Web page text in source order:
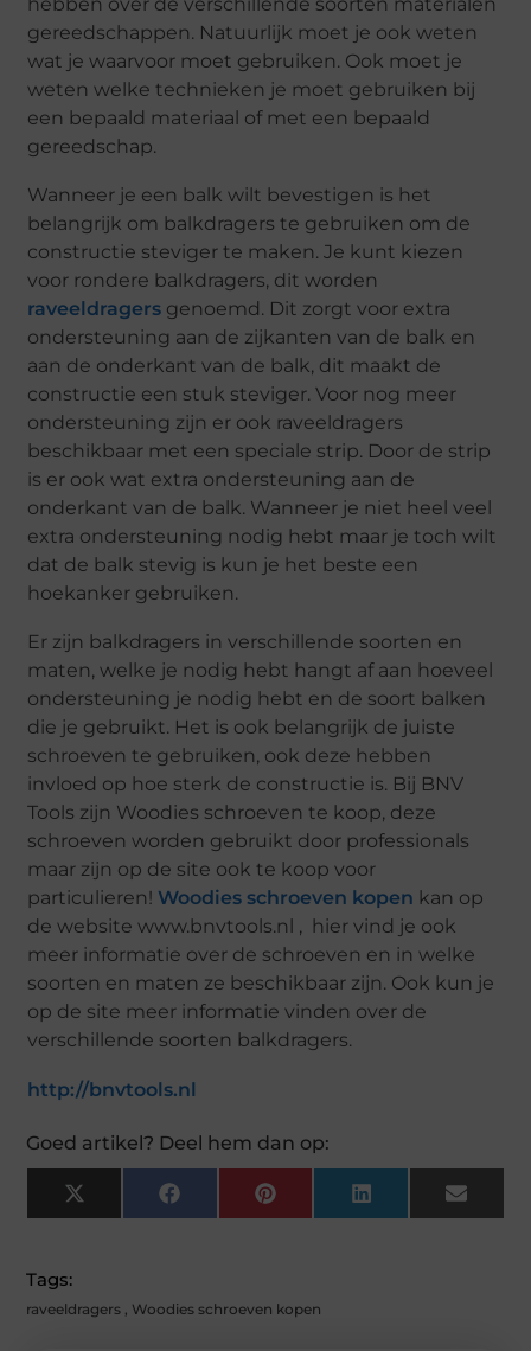
hebben over de verschillende soorten materialen
gereedschappen. Natuurlijk moet je ook weten
wat je waarvoor moet gebruiken. Ook moet je
weten welke technieken je moet gebruiken bij
een bepaald materiaal of met een bepaald
gereedschap.
Wanneer je een balk wilt bevestigen is het
belangrijk om balkdragers te gebruiken om de
constructie steviger te maken. Je kunt kiezen
voor rondere balkdragers, dit worden
raveeldragers genoemd. Dit zorgt voor extra
ondersteuning aan de zijkanten van de balk en
aan de onderkant van de balk, dit maakt de
constructie een stuk steviger. Voor nog meer
ondersteuning zijn er ook raveeldragers
beschikbaar met een speciale strip. Door de strip
is er ook wat extra ondersteuning aan de
onderkant van de balk. Wanneer je niet heel veel
extra ondersteuning nodig hebt maar je toch wilt
dat de balk stevig is kun je het beste een
hoekanker gebruiken.
Er zijn balkdragers in verschillende soorten en
maten, welke je nodig hebt hangt af aan hoeveel
ondersteuning je nodig hebt en de soort balken
die je gebruikt. Het is ook belangrijk de juiste
schroeven te gebruiken, ook deze hebben
invloed op hoe sterk de constructie is. Bij BNV
Tools zijn Woodies schroeven te koop, deze
schroeven worden gebruikt door professionals
maar zijn op de site ook te koop voor
particulieren! Woodies schroeven kopen kan op
de website www.bnvtools.nl , hier vind je ook
meer informatie over de schroeven en in welke
soorten en maten ze beschikbaar zijn. Ook kun je
op de site meer informatie vinden over de
verschillende soorten balkdragers.
http://bnvtools.nl
Goed artikel? Deel hem dan op:
X
(
E
F
A
K
P
I
E
S
L
I
E
M
Tags:
raveeldragers , Woodies schroeven kopen